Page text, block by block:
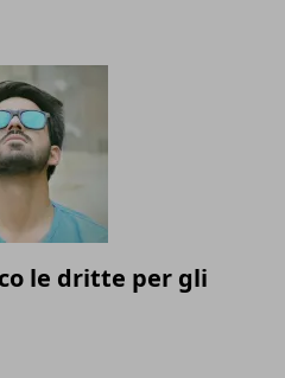
le dritte per gli